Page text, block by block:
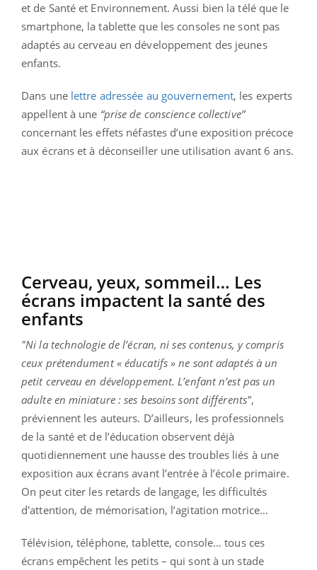
et de Santé et Environnement. Aussi bien la télé que le
smartphone, la tablette que les consoles ne sont pas
adaptés au cerveau en développement des jeunes
enfants.
Dans une lettre adressée au gouvernement, les experts
appellent à une “prise de conscience collective”
concernant les effets néfastes d’une exposition précoce
aux écrans et à déconseiller une utilisation avant 6 ans.
Cerveau, yeux, sommeil… Les
écrans impactent la santé des
enfants
"Ni la technologie de l’écran, ni ses contenus, y compris
ceux prétendument « éducatifs » ne sont adaptés à un
petit cerveau en développement. L’enfant n’est pas un
adulte en miniature : ses besoins sont différents",
préviennent les auteurs. D’ailleurs, les professionnels
de la santé et de l’éducation observent déjà
quotidiennement une hausse des troubles liés à une
exposition aux écrans avant l’entrée à l’école primaire.
On peut citer les retards de langage, les difficultés
d'attention, de mémorisation, l’agitation motrice…
Télévision, téléphone, tablette, console… tous ces
écrans empêchent les petits – qui sont à un stade